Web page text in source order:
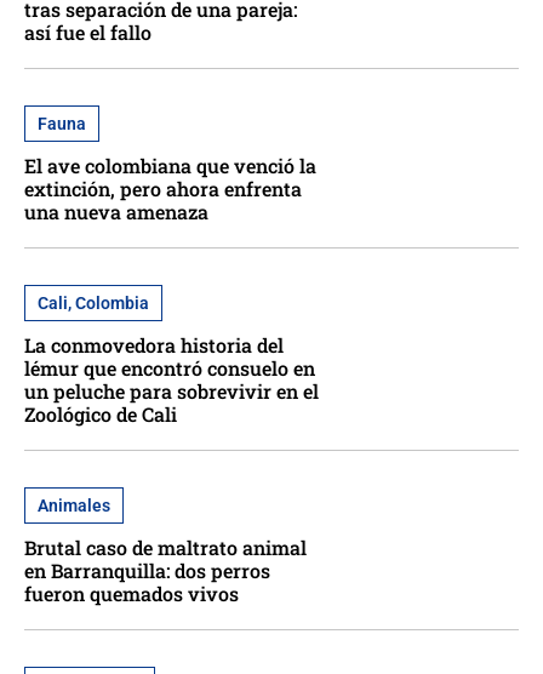
tras separación de una pareja:
así fue el fallo
Fauna
El ave colombiana que venció la
extinción, pero ahora enfrenta
una nueva amenaza
Cali, Colombia
La conmovedora historia del
lémur que encontró consuelo en
un peluche para sobrevivir en el
Zoológico de Cali
Animales
Brutal caso de maltrato animal
en Barranquilla: dos perros
fueron quemados vivos